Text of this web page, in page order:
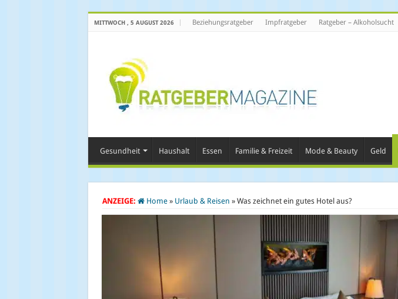
MITTWOCH , 5 AUGUST 2026 Beziehungsratgeber Impfratgeber Ratgeber – Alkoholsucht
Gesundheit Haushalt Essen Familie & Freizeit Mode & Beauty Geld
ANZEIGE: Home » Urlaub & Reisen » Was zeichnet ein gutes Hotel aus?